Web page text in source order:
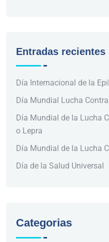
Entradas recientes
Día Internacional de la
Día Mundial Lucha
Día Mundial de la Lucha
o Lepra
Día Mundial de la Lucha
Día de la Salud Universal
Categorias